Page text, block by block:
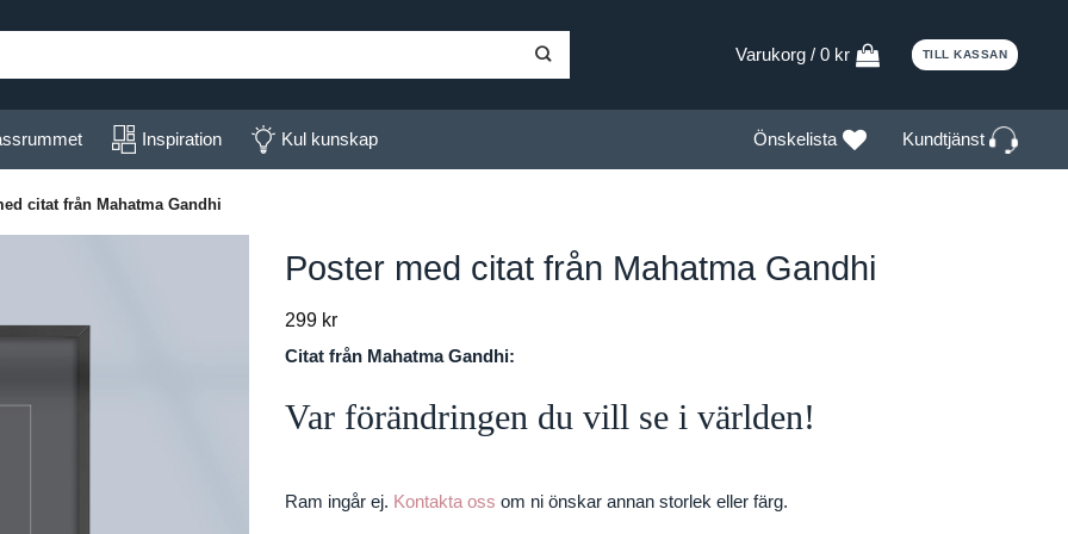
Varukorg / 0 kr TILL KASSAN
Inspiration Kul kunskap Önskelista Kundtjänst
citat från Mahatma Gandhi
Poster med citat från Mahatma Gandhi
299 kr
Citat från Mahatma Gandhi:
Var förändringen du vill se i världen!
Ram ingår ej. Kontakta oss om ni önskar annan storlek eller färg.